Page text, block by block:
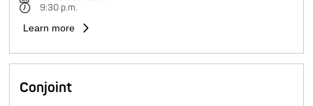
9:30 p.m.
Learn more
Conjoint